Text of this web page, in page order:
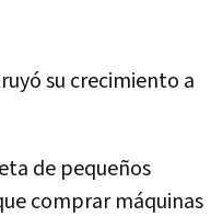
su crecimiento a
de pequeños
comprar máquinas